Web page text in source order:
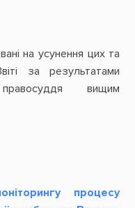
на усунення цих та
за результатами
вищим
процесу